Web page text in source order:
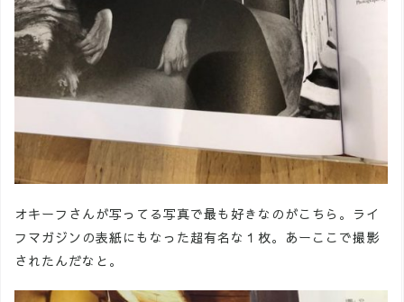
オキーフさんが写ってる写真で最も好きなのがこちら。ライ
フマガジンの表紙にもなった超有名な１枚。あーここで撮影
されたんだなと。